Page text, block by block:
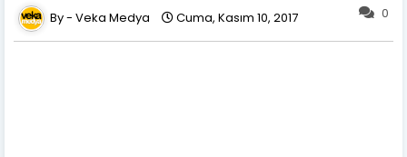
0
Veka Medya Cuma, Kasım 10, 2017